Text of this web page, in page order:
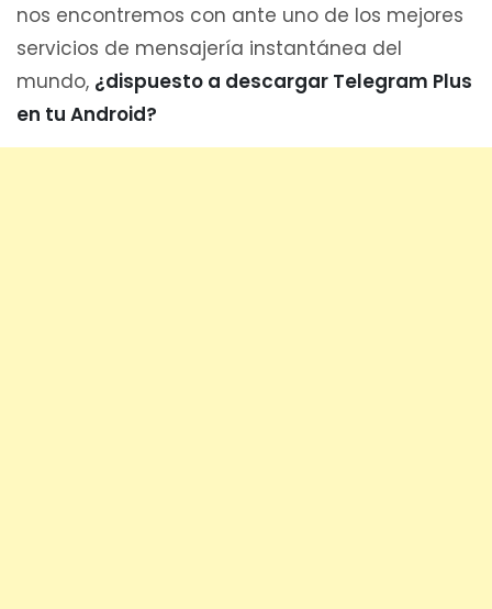
nos encontremos con ante uno de los mejores
servicios de mensajería instantánea del
mundo, ¿dispuesto a descargar Telegram Plus
en tu Android?